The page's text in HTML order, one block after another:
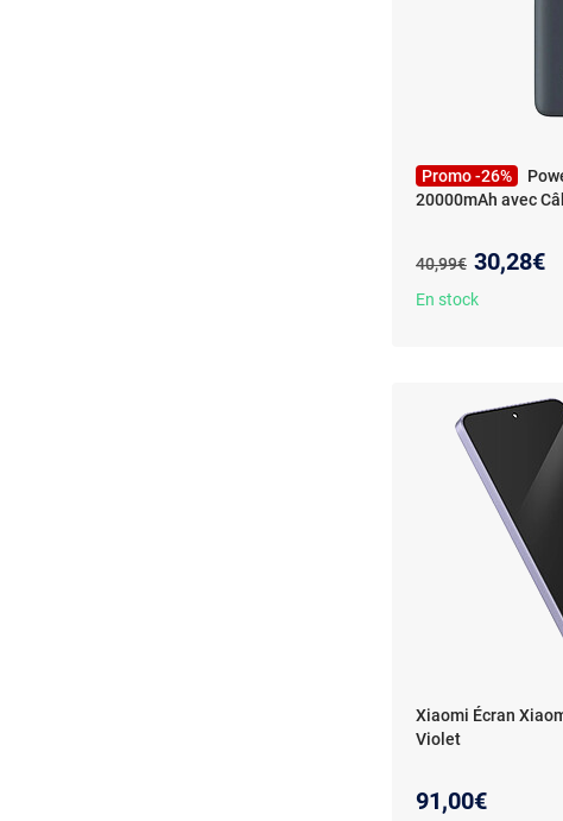
Promo -26%
20000mAh avec
Ancien prix :
40,99€ 30,28€
En stock
Xiaomi Écran
Violet
91,00€